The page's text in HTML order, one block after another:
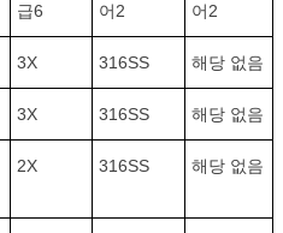
급6
어2
어2
3X 316SS 해당 없음
3X 316SS 해당 없음
2X 316SS 해당 없음